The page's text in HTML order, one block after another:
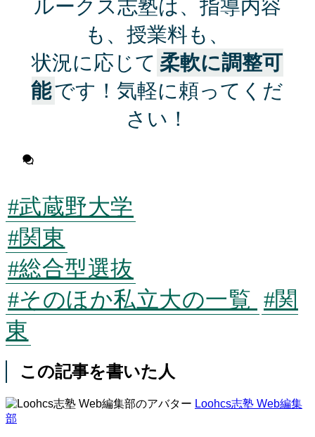
ルークス志塾は、指導内容
も、授業料も、
状況に応じて 柔軟に調整可
能です！気軽に頼ってくだ
さい！
#武蔵野大学
#関東
#総合型選抜
#そのほか私立大の一覧 #関
東
この記事を書いた人
Loohcs志塾 Web編集
部